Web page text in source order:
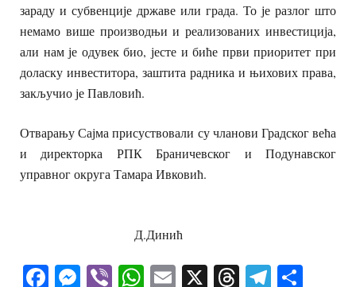
зараду и субвенције државе или града. То је разлог што
немамо више производњи и реализованих инвестиција,
али нам је одувек био, јесте и биће први приоритет при
доласку инвеститора, заштита радника и њихових права,
закључио је Павловић.
Отварању Сајма присуствовали су чланови Градског већа
и директорка РПК Браничевског и Подунавског
управног округа Тамара Ивковић.
Д.Динић
Facebook
Messenger
ViberWhatsApp
Email
X Threads